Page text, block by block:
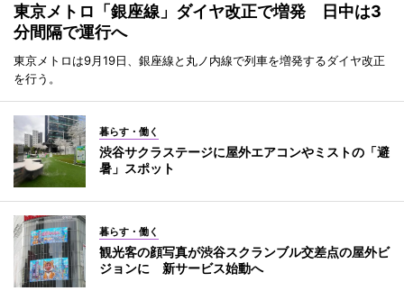
東京メトロ「銀座線」ダイヤ改正で増発 日中は3
分間隔で運行へ
東京メトロは9月19日、銀座線と丸ノ内線で列車を増発するダイヤ改正
を行う。
暮らす・働く
渋谷サクラステージに屋外エアコンやミストの「避
暑」スポット
暮らす・働く
観光客の顔写真が渋谷スクランブル交差点の屋外ビ
ジョンに 新サービス始動へ